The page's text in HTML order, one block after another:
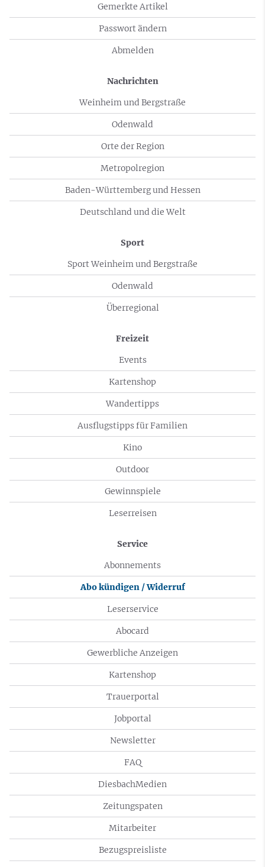
Gemerkte Artikel
Passwort ändern
Abmelden
Nachrichten
Weinheim und Bergstraße
Odenwald
Orte der Region
Metropolregion
Baden-Württemberg und Hessen
Deutschland und die Welt
Sport
Sport Weinheim und Bergstraße
Odenwald
Überregional
Freizeit
Events
Kartenshop
Wandertipps
Ausflugstipps für Familien
Kino
Outdoor
Gewinnspiele
Leserreisen
Service
Abonnements
Abo kündigen / Widerruf
Leserservice
Abocard
Gewerbliche Anzeigen
Kartenshop
Trauerportal
Jobportal
Newsletter
FAQ
DiesbachMedien
Zeitungspaten
Mitarbeiter
Bezugspreisliste